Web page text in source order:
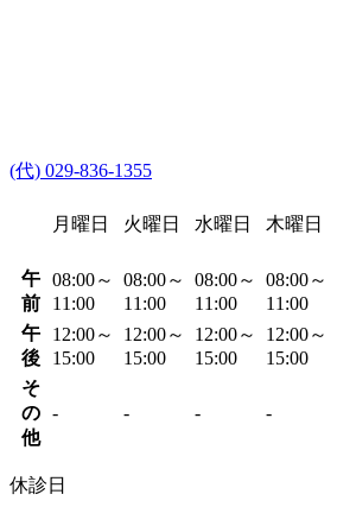
(代) 029-836-1355
月曜日 火曜日 水曜日 木曜日
午
前
08:00～
11:00
08:00～
11:00
08:00～
11:00
08:00～
11:00
午
後
12:00～
15:00
12:00～
15:00
12:00～
15:00
12:00～
15:00
そ
の
他
- - - -
休診日